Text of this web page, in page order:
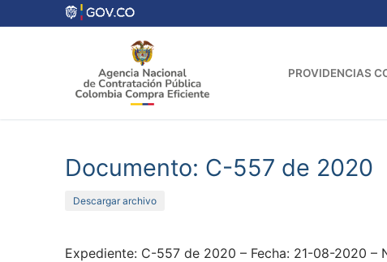
al
PROVIDENCIAS
Documento: C-557 de 2020
Descargar archivo
Expediente: C-557 de 2020 – Fecha: 21-08-2020